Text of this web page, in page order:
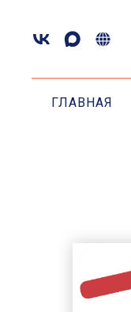
ГЛАВНАЯ